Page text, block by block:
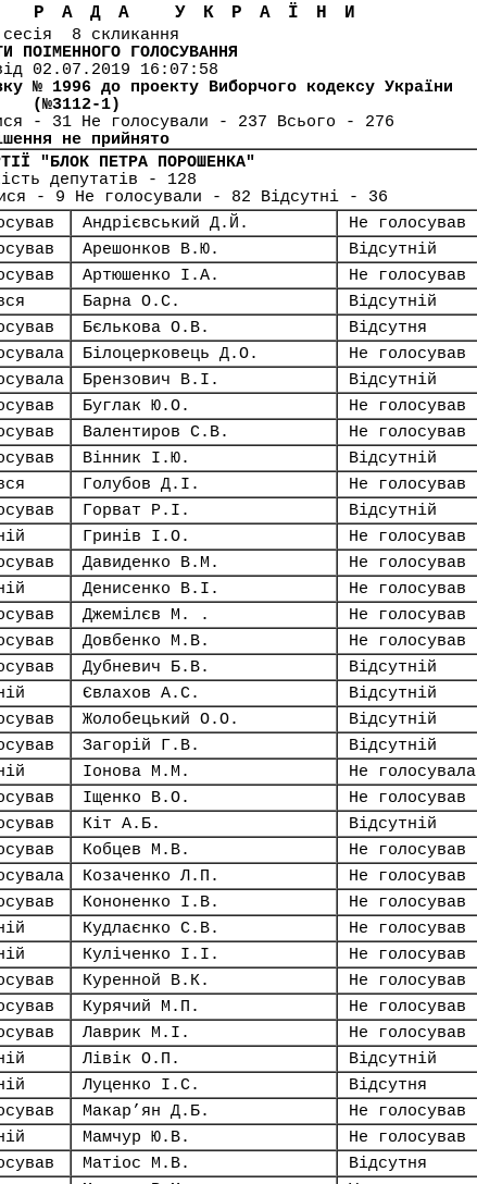
РАДА УКРАЇНИ
8 скликання
ПОІМЕННОГО ГОЛОСУВАННЯ
02.07.2019 16:07:58
№ 1996 до проекту Виборчого кодексу України
(№3112-1)
- 31 Не голосували - 237 Всього - 276
не прийнято
"БЛОК ПЕТРА ПОРОШЕНКА"
депутатів - 128
- 9 Не голосували - 82 Відсутні - 36
Андрієвський Д.Й.
Не голосував
Арешонков В.Ю.
Відсутній
Артюшенко І.А.
Не голосував
Барна О.С.
Відсутній
Бєлькова О.В.
Відсутня
Білоцерковець Д.О.
Не голосував
Брензович В.І.
Відсутній
Буглак Ю.О.
Не голосував
Валентиров С.В.
Не голосував
Вінник І.Ю.
Відсутній
Голубов Д.І.
Не голосував
Горват Р.І.
Відсутній
Гринів І.О.
Не голосував
Давиденко В.М.
Не голосував
Денисенко В.І.
Не голосував
Джемілєв М. .
Не голосував
Довбенко М.В.
Не голосував
Дубневич Б.В.
Відсутній
Євлахов А.С.
Відсутній
Жолобецький О.О.
Відсутній
Загорій Г.В.
Відсутній
Іонова М.М.
Не голосувала
Іщенко В.О.
Не голосував
Кіт А.Б.
Відсутній
Кобцев М.В.
Не голосував
Козаченко Л.П.
Не голосував
Кононенко І.В.
Не голосував
Кудлаєнко С.В.
Не голосував
Куліченко І.І.
Не голосував
Куренной В.К.
Не голосував
Курячий М.П.
Не голосував
Лаврик М.І.
Не голосував
Лівік О.П.
Відсутній
Луценко І.С.
Відсутня
Макар’ян Д.Б.
Не голосував
Мамчур Ю.В.
Не голосував
Матіос М.В.
Відсутня